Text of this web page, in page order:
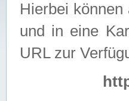
Hierbei
und in eine
URL zur